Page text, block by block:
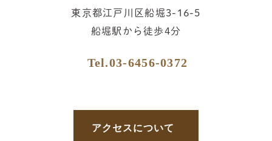
東京都江戸川区船堀3-16-5
船堀駅から徒歩4分
Tel.03-6456-0372
アクセスについて